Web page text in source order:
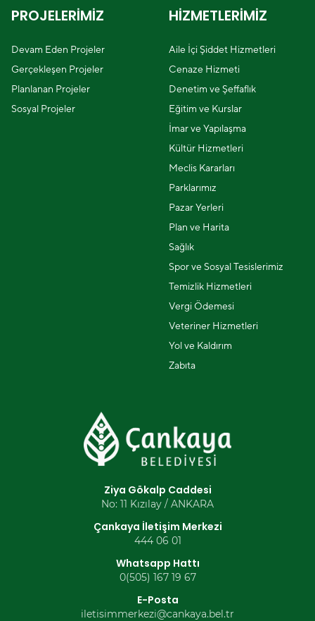
PROJELERİMİZ
Devam Eden Projeler
Gerçekleşen Projeler
Planlanan Projeler
Sosyal Projeler
HİZMETLERİMİZ
Aile İçi Şiddet Hizmetleri
Cenaze Hizmeti
Denetim ve Şeffaflık
Eğitim ve Kurslar
İmar ve Yapılaşma
Kültür Hizmetleri
Meclis Kararları
Parklarımız
Pazar Yerleri
Plan ve Harita
Sağlık
Spor ve Sosyal Tesislerimiz
Temizlik Hizmetleri
Vergi Ödemesi
Veteriner Hizmetleri
Yol ve Kaldırım
Zabıta
Ziya Gökalp Caddesi
No: 11 Kızılay / ANKARA
Çankaya İletişim Merkezi
444 06 01
Whatsapp Hattı
0(505) 167 19 67
E-Posta
iletisimmerkezi@cankaya.bel.tr